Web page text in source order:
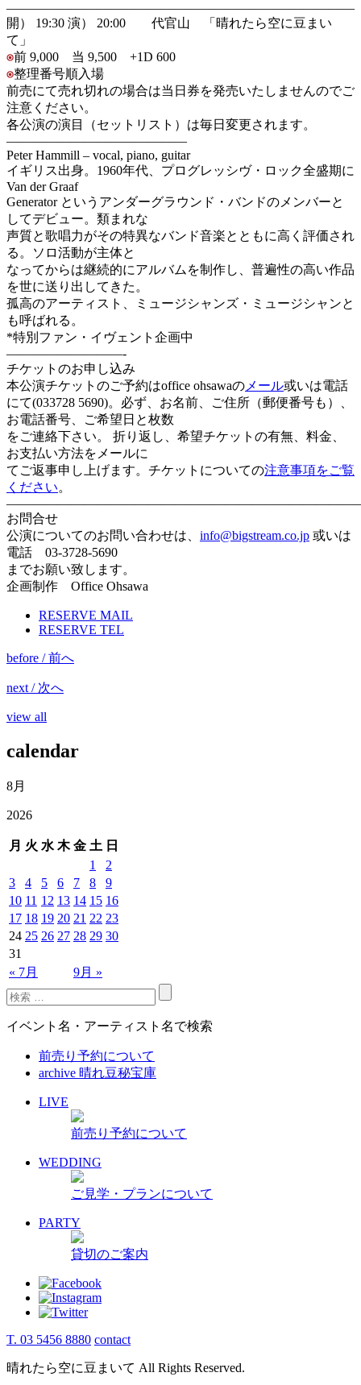
———————————————————————————
開） 19:30 演） 20:00 代官山 「晴れたら空に豆まい
て」
前 9,000 当 9,500 +1D 600
整理番号順入場
前売にて売れ切れの場合は当日券を発売いたしませんのでご
注意ください。
各公演の演目（セットリスト）は毎日変更されます。
——————————————
Peter Hammill – vocal, piano, guitar
イギリス出身。1960年代、プログレッシヴ・ロック全盛期に
Van der Graaf
Generator というアンダーグラウンド・バンドのメンバーと
してデビュー。類まれな
声質と歌唱力がその特異なバンド音楽とともに高く評価され
る。ソロ活動が主体と
なってからは継続的にアルバムを制作し、普遍性の高い作品
を世に送り出してきた。
孤高のアーティスト、ミュージシャンズ・ミュージシャンと
も呼ばれる。
*特別ファン・イヴェント企画中
—————————-
チケットのお申し込み
本公演チケットのご予約はoffice ohsawaの メール或いは電話
にて(033728 5690)。必ず、お名前、ご住所（郵便番号も）、
お電話番号、ご希望日と枚数
をご連絡下さい。 折り返し、希望チケットの有無、料金、
お支払い方法をメールに
てご返事申し上げます。チケットについての注意事項をご覧
ください。
———————————————————————————–
お問合せ
公演についてのお問い合わせは、 info@bigstream.co.jp 或いは
電話 03-3728-5690
までお願い致します。
企画制作 Office Ohsawa
RESERVE MAIL
RESERVE TEL
before / 前へ
next / 次へ
view all
calendar
8月
2026
月 火 水 木 金 土 日
« 7月 9月 »
1
2
3
4 5 6 7 8
9
10 11 12 13 14 15 16
17 18 19 20 21 22 23
24 25 26 27 28 29 30
31
イベント名・アーティスト名で検索
前売り予約について
archive 晴れ豆秘宝庫
LIVE
前売り予約について
WEDDING
ご見学・プランについて
PARTY
貸切のご案内
T. 03 5456 8880 contact
晴れたら空に豆まいて All Rights Reserved.